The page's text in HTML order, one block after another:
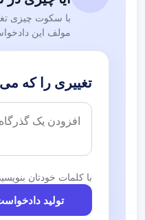
با سکوت چیزی
مولف این
تغییری را که
با کلمات خودتان
تولید